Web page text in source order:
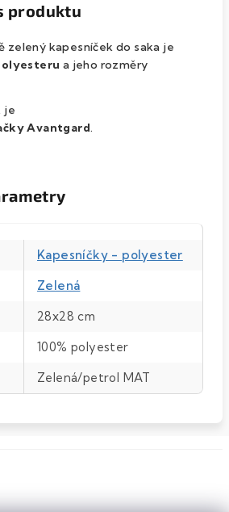
produktu
zelený kapesníček do saka je
a jeho rozměry
je
Avantgard.
Kapesníčky - polyester
Zelená
28x28 cm
100% polyester
Zelená/petrol MAT